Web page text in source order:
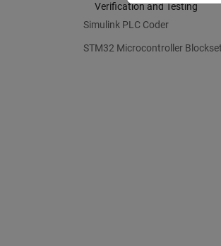
Verification and Testing
Simulink PLC Coder
STM32 Microcontroller Blockset